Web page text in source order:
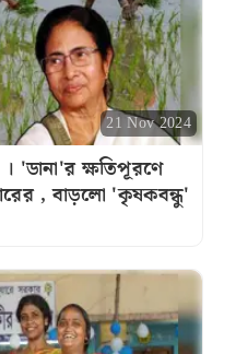
21 Nov 2024
'ডানা'র ক্ষতিপূরণে
, বাড়লো 'কৃষকবন্ধু'